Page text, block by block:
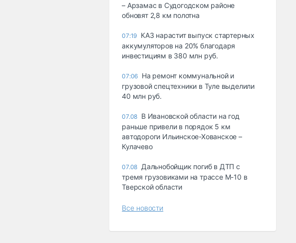
– Арзамас в Судогодском районе
обновят 2,8 км полотна
07:19 КАЗ нарастит выпуск стартерных
аккумуляторов на 20% благодаря
инвестициям в 380 млн руб.
07:06 На ремонт коммунальной и
грузовой спецтехники в Туле выделили
40 млн руб.
07.08 В Ивановской области на год
раньше привели в порядок 5 км
автодороги Ильинское-Хованское –
Кулачево
07.08 Дальнобойщик погиб в ДТП с
тремя грузовиками на трассе М-10 в
Тверской области
Все новости